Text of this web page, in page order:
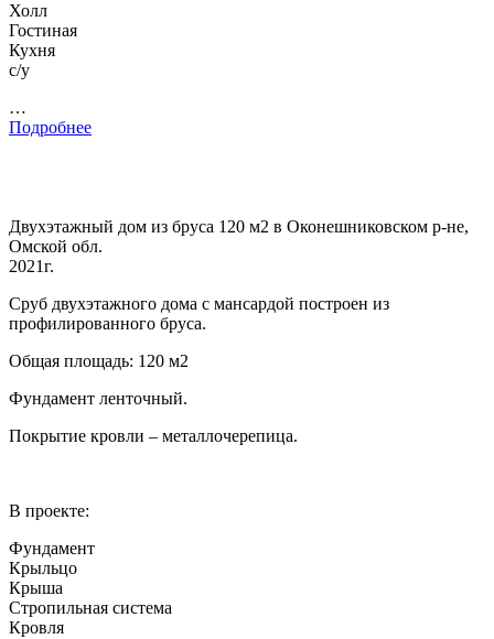
Холл
Гостиная
Кухня
с/у
…
Подробнее
Двухэтажный дом из бруса 120 м2 в Оконешниковском р-не,
Омской обл.
2021г.
Сруб двухэтажного дома с мансардой построен из
профилированного бруса.
Общая площадь: 120 м2
Фундамент ленточный.
Покрытие кровли – металлочерепица.
В проекте:
Фундамент
Крыльцо
Крыша
Стропильная система
Кровля